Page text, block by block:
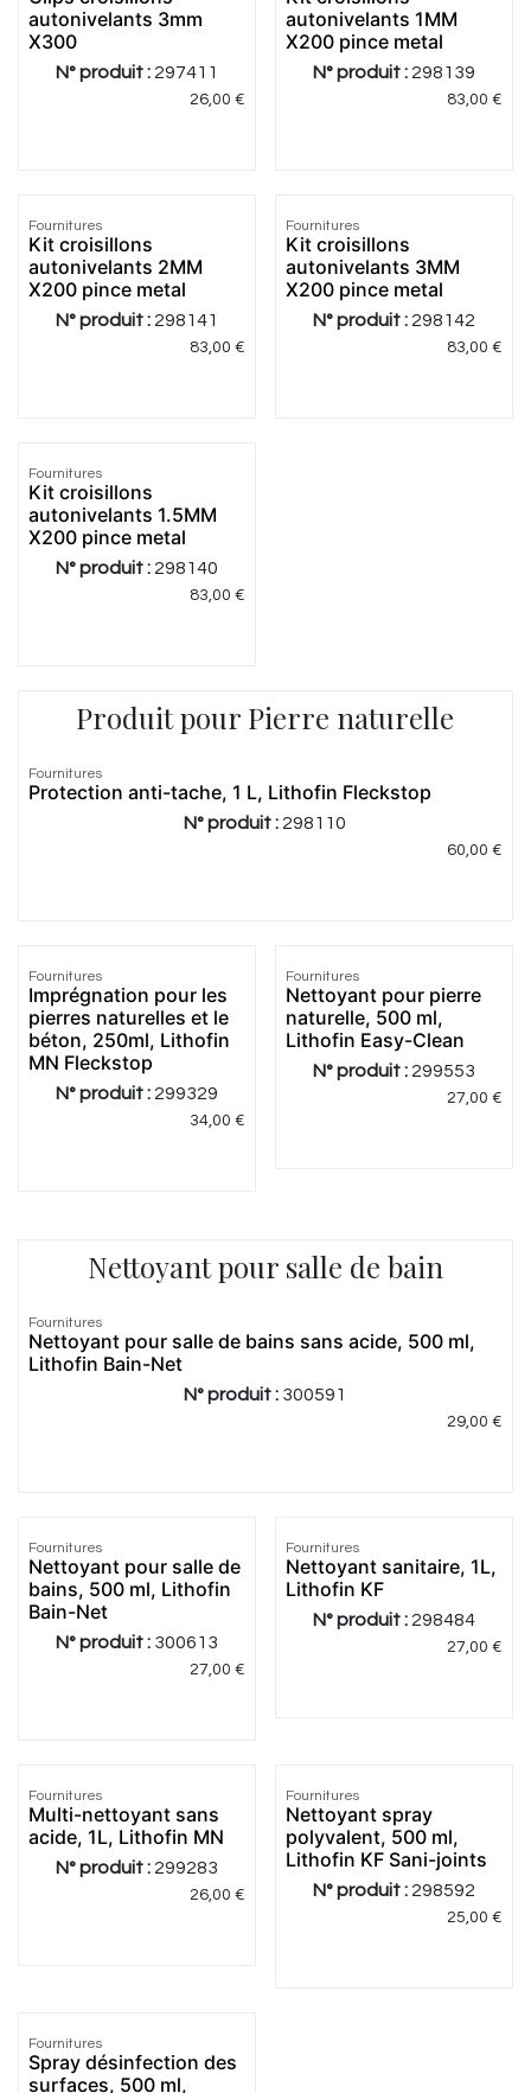
autonivelants 3mm
X300
N° produit : 297411
26,00 €
autonivelants 1MM
X200 pince metal
N° produit : 298139
83,00 €
Fournitures
Kit croisillons
autonivelants 2MM
X200 pince metal
N° produit : 298141
83,00 €
Fournitures
Kit croisillons
autonivelants 3MM
X200 pince metal
N° produit : 298142
83,00 €
Fournitures
Kit croisillons
autonivelants 1.5MM
X200 pince metal
N° produit : 298140
83,00 €
Produit pour Pierre naturelle
| 3
Fournitures
Protection anti-tache, 1 L, Lithofin Fleckstop
N° produit : 298110
60,00 €
Fournitures
Imprégnation pour les
pierres naturelles et le
béton, 250ml, Lithofin
MN Fleckstop
N° produit : 299329
34,00 €
Fournitures
Nettoyant pour pierre
naturelle, 500 ml,
Lithofin Easy-Clean
N° produit : 299553
27,00 €
Nettoyant pour salle de bain
Fournitures
Nettoyant pour salle de bains sans acide, 500 ml,
Lithofin Bain-Net
N° produit : 300591
29,00 €
Fournitures
Nettoyant pour salle de
bains, 500 ml, Lithofin
Bain-Net
N° produit : 300613
27,00 €
Fournitures
Nettoyant sanitaire, 1L,
Lithofin KF
N° produit : 298484
27,00 €
Fournitures
Multi-nettoyant sans
acide, 1L, Lithofin MN
N° produit : 299283
26,00 €
Fournitures
Nettoyant spray
polyvalent, 500 ml,
Lithofin KF Sani-joints
N° produit : 298592
25,00 €
Fournitures
Spray désinfection des
surfaces, 500 ml,